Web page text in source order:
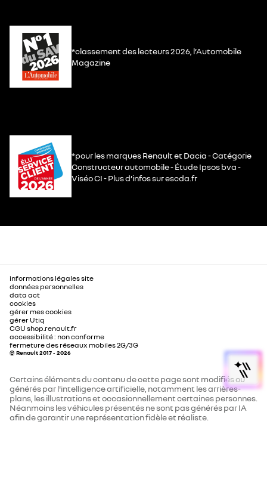
*classement des lecteurs 2026, l’Automobile
Magazine
*pour les marques Renault et Dacia - Catégorie
Constructeur automobile - Étude Ipsos bva -
Viséo CI - Plus d’infos sur escda.fr
informations légales site
données personnelles
data act
cookies
gérer mes cookies
gérer Utiq
CGU shop.renault.fr
accessibilité : non conforme
fermeture des réseaux mobiles 2G/3G
© Renault 2017 - 2026
Certains éléments du contenu de cette page sont modifiés ou
générés par l'intelligence artificielle, notamment les arrières-
plans, les illustrations et occasionnellement certaines personnes.
Néanmoins les véhicules présentés ne sont pas générés par IA
afin de garantir une représentation fidèle et réaliste.